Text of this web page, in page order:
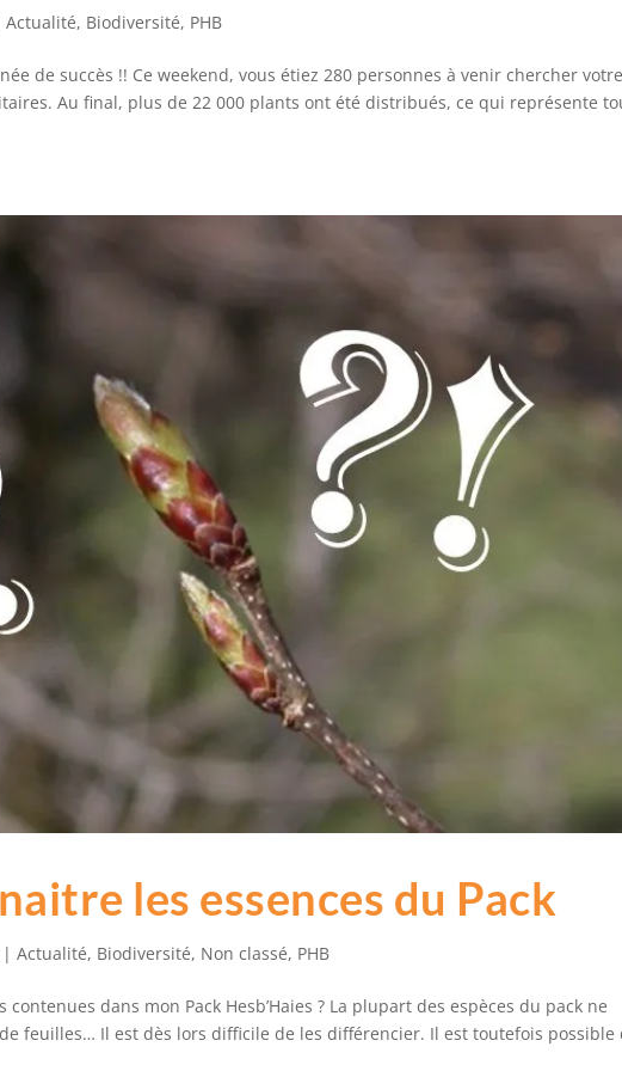
Actualité, Biodiversité, PHB
de succès !! Ce weekend, vous étiez 280 personnes à venir chercher
Au final, plus de 22 000 plants ont été distribués, ce qui représente
les essences du Pack
|Actualité, Biodiversité, Non classé, PHB
dans mon Pack Hesb’Haies ? La plupart des espèces du pack ne
feuilles… Il est dès lors difficile de les différencier. Il est toutefois possible